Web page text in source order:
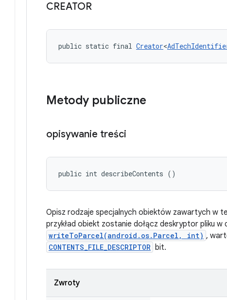
CREATOR
public static final Creator<
Metody publiczne
opisywanie treści
public int describeContents ()
Opisz rodzaje specjalnych obiektów zawartych w
przykład obiekt zostanie dołącz deskryptor pliku w
writeToParcel(android.os.Parcel, int) ,
CONTENTS_FILE_DESCRIPTOR bit.
Zwroty